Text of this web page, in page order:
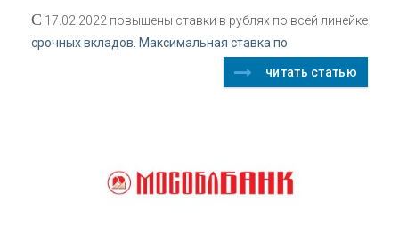
С 17.02.2022 повышены ставки в рублях по всей линейке
срочных вкладов. Максимальная ставка по
читать статью